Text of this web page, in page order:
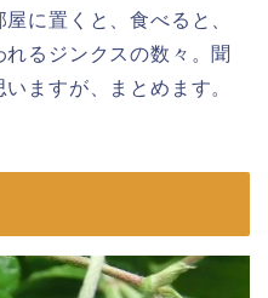
に置くと、食べると、
るジンクスの数々。聞
ますが、まとめます。